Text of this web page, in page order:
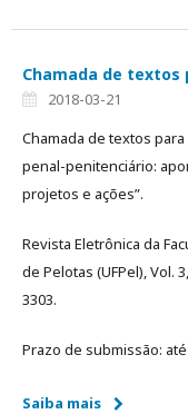
Chamada de textos
2018-03-21
Chamada de textos
penal-penitenciário:
projetos e ações”.
Revista Eletrônica da
de Pelotas (UFPel), Vol.
3303.
Prazo de submissão:
Saiba mais